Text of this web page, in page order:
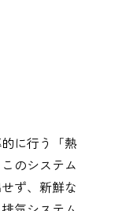
に行う「熱
のシステム
ず、新鮮な